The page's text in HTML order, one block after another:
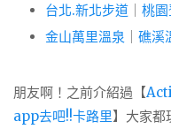
台北.新北步道
桃
金山萬里溫泉
礁溪
朋友啊！之前介紹過【
app去吧!!卡路里】大家都